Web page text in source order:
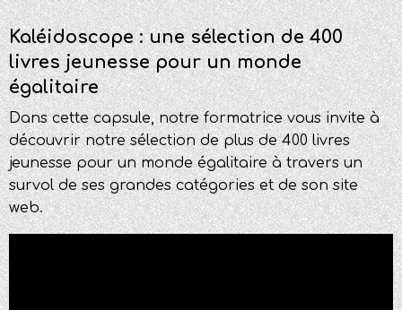
Kaléidoscope : une sélection de 400
livres jeunesse pour un monde
égalitaire
Dans cette capsule, notre formatrice vous invite à
découvrir notre sélection de plus de 400 livres
jeunesse pour un monde égalitaire à travers un
survol de ses grandes catégories et de son site
web.